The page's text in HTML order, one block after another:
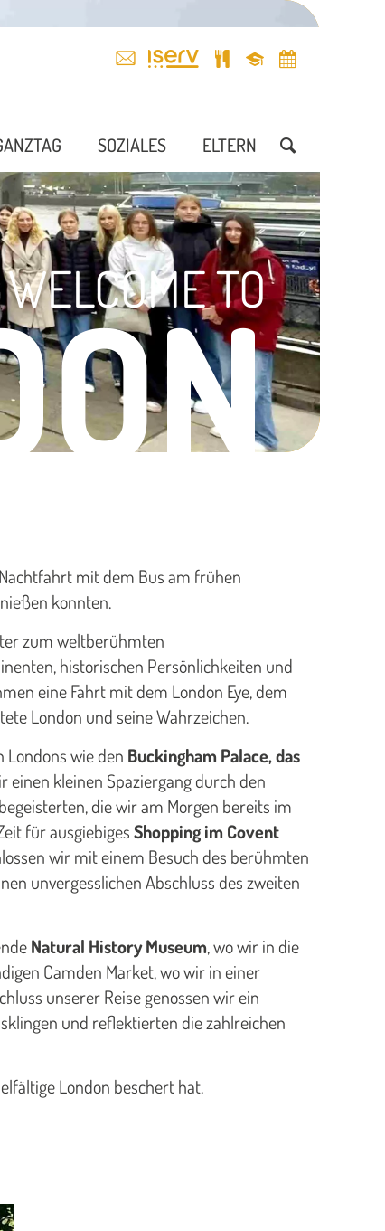
SOZIALES ELTERN
WELCOME TO
mit dem Bus am frühen
konnten.
zum weltberühmten
historischen Persönlichkeiten und
eine Fahrt mit dem London Eye, dem
London und seine Wahrzeichen.
wie den Buckingham Palace, das
einen kleinen Spaziergang durch den
die wir am Morgen bereits im
für ausgiebigesShopping im Covent
wir mit einem Besuch des berühmten
unvergesslichen Abschluss des zweiten
Natural History Museum, wo wir in die
Camden Market, wo wir in einer
unserer Reise genossen wir ein
und reflektierten die zahlreichen
London beschert hat.